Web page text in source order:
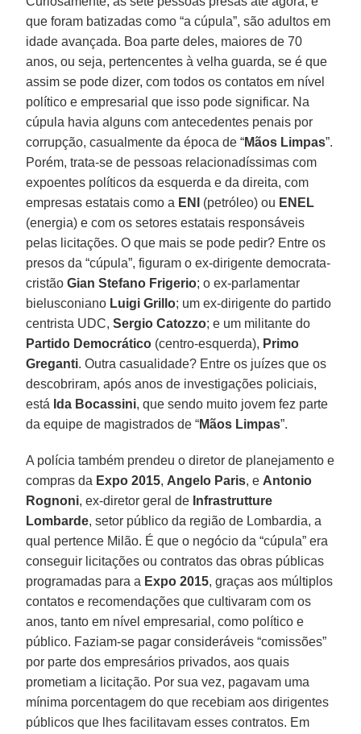
que foram batizadas como “a cúpula”, são adultos em
idade avançada. Boa parte deles, maiores de 70
anos, ou seja, pertencentes à velha guarda, se é que
assim se pode dizer, com todos os contatos em nível
político e empresarial que isso pode significar. Na
cúpula havia alguns com antecedentes penais por
corrupção, casualmente da época de “Mãos Limpas”.
Porém, trata-se de pessoas relacionadíssimas com
expoentes políticos da esquerda e da direita, com
empresas estatais como a ENI (petróleo) ou ENEL
(energia) e com os setores estatais responsáveis
pelas licitações. O que mais se pode pedir? Entre os
presos da “cúpula”, figuram o ex-dirigente democrata-
cristãoGian Stefano Frigerio; o ex-parlamentar
bielusconiano Luigi Grillo; um ex-dirigente do partido
centrista UDC,Sergio Catozzo; e um militante do
Partido Democrático (centro-esquerda), Primo
Greganti. Outra casualidade? Entre os juízes que os
descobriram, após anos de investigações policiais,
está Ida Bocassini, que sendo muito jovem fez parte
da equipe de magistrados de “Mãos Limpas”.
A polícia também prendeu o diretor de planejamento e
compras da Expo 2015, Angelo Paris, e Antonio
Rognoni, ex-diretor geral de Infrastrutture
Lombarde, setor público da região de Lombardia, a
qual pertence Milão. É que o negócio da “cúpula” era
conseguir licitações ou contratos das obras públicas
programadas para a Expo 2015, graças aos múltiplos
contatos e recomendações que cultivaram com os
anos, tanto em nível empresarial, como político e
público. Faziam-se pagar consideráveis “comissões”
por parte dos empresários privados, aos quais
prometiam a licitação. Por sua vez, pagavam uma
mínima porcentagem do que recebiam aos dirigentes
públicos que lhes facilitavam esses contratos. Em